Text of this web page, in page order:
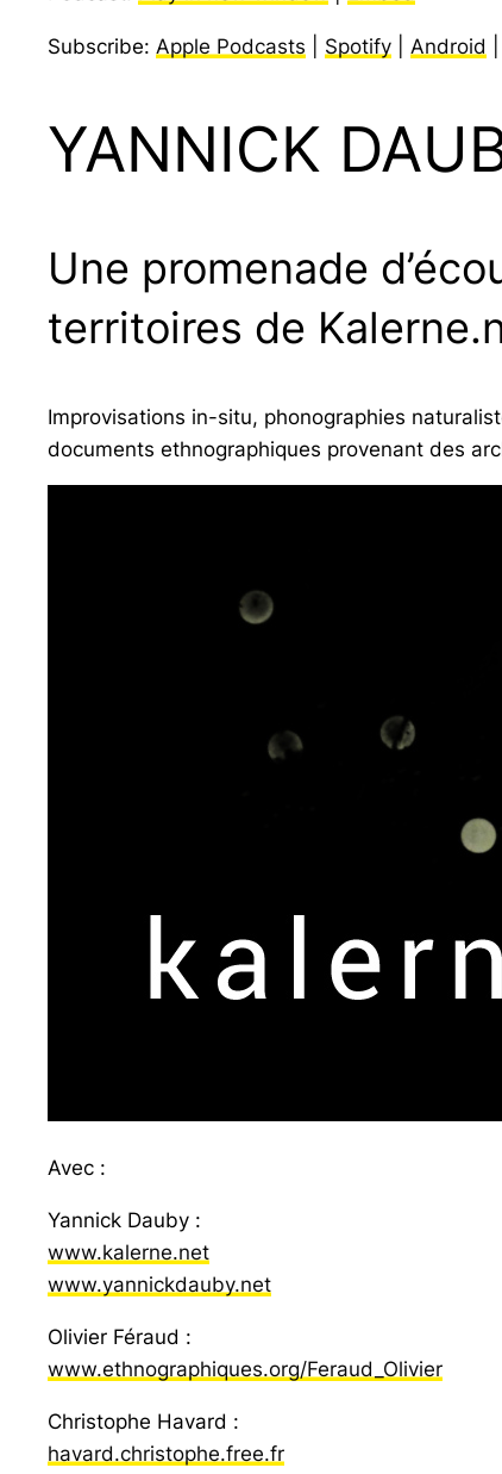
Subscribe: Apple Podcasts Spotify Android
YANNICK
Une promenade
territoires de
Improvisations in-situ, phonographies
documents ethnographiques provenant des
Avec :
Yannick Dauby :
www.kalerne.net
www.yannickdauby.net
Olivier Féraud :
www.ethnographiques.org/Feraud_Olivier
Christophe Havard :
havard.christophe.free.fr